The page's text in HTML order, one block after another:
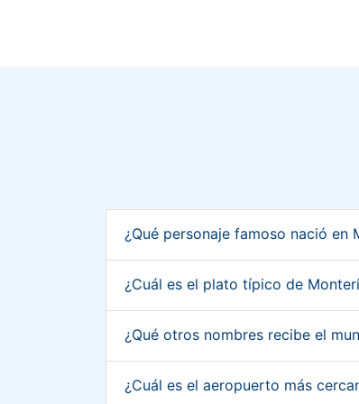
¿Qué personaje famoso nació
¿Cuál es el plato típico de
¿Qué otros nombres recibe el
¿Cuál es el aeropuerto más